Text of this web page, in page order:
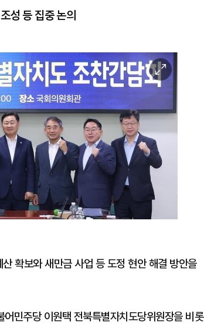
성 등 집중 논의
이
미
확
대
확보와 새만금 사업 등 도정 현안 해결 방안을
민주당 이원택 전북특별자치도당위원장을 비롯